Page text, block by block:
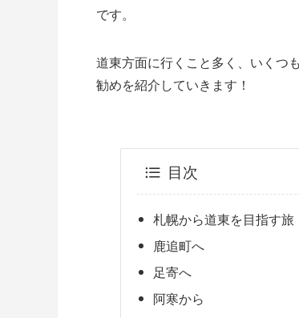
です。
道東方面に行くこと多く、いくつ
勧めを紹介していきます！
目次
札幌から道東を目指す旅
鹿追町へ
足寄へ
阿寒から